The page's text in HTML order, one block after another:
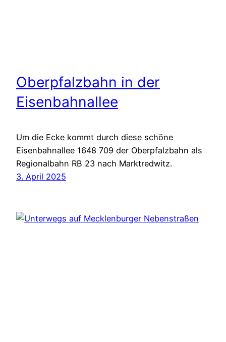
Oberpfalzbahn in der
Eisenbahnallee
Um die Ecke kommt durch diese schöne
Eisenbahnallee 1648 709 der Oberpfalzbahn als
Regionalbahn RB 23 nach Marktredwitz.
3. April 2025